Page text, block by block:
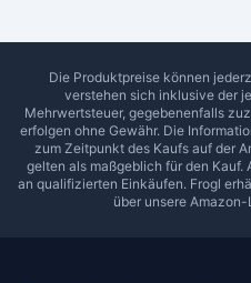
Die Produktpreise können
verstehen sich inklusive der
Mehrwertsteuer, gegebenenfalls
erfolgen ohne Gewähr. Die
zum Zeitpunkt des Kaufs auf der
gelten als maßgeblich für den
an qualifizierten Einkäufen. Frogl
über unsere